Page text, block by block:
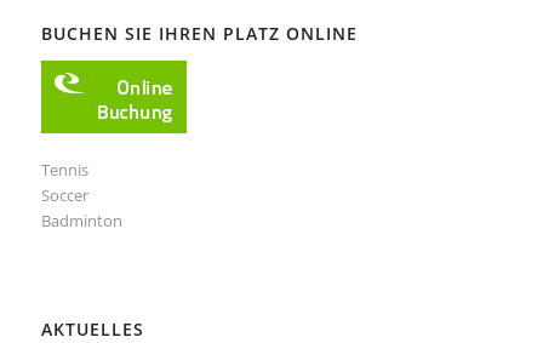
BUCHEN SIE IHREN PLATZ ONLINE
Tennis
Soccer
Badminton
AKTUELLES